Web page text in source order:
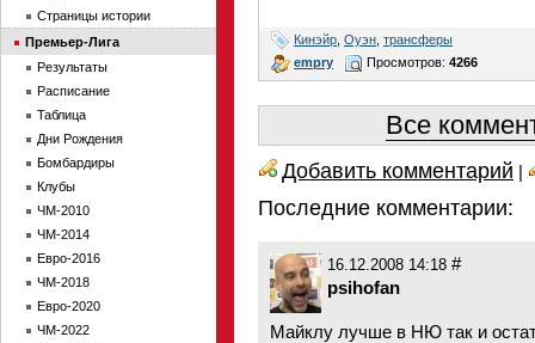
Кинэйр Оуэн трансферы
empry
Просмотров: 4266
Все
Добавить комментарий |
Последние комментарии:
16.12.2008 14:18 #
psihofan
Майклу лучше в НЮ так и
Страницы истории
Премьер-Лига
Результаты
Расписание
Таблица
Дни Рождения
Бомбардиры
Клубы
ЧМ-2010
ЧМ-2014
Евро-2016
ЧМ-2018
Евро-2020
ЧМ-2022